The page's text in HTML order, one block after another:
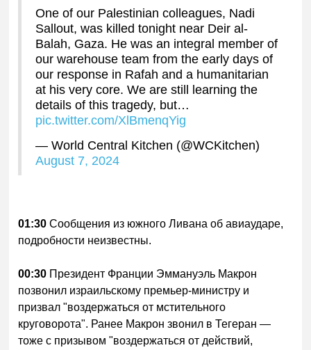
One of our Palestinian colleagues, Nadi
Sallout, was killed tonight near Deir al-
Balah, Gaza. He was an integral member of
our warehouse team from the early days of
our response in Rafah and a humanitarian
at his very core. We are still learning the
details of this tragedy, but…
pic.twitter.com/XlBmenqYig
— World Central Kitchen (@WCKitchen)
August 7, 2024
01:30 Сообщения из южного Ливана об авиаударе,
подробности неизвестны.
00:30 Президент Франции Эммануэль Макрон
позвонил израильскому премьер-министру и
призвал "воздержаться от мстительного
круговорота". Ранее Макрон звонил в Тегеран —
тоже с призывом "воздержаться от действий,